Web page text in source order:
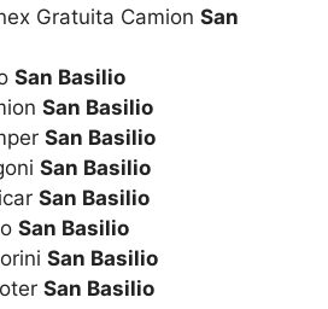
Gratuita Camion San
San Basilio
San Basilio
San Basilio
San Basilio
San Basilio
San Basilio
San Basilio
San Basilio